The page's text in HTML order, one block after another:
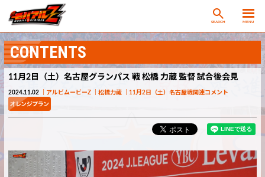
SEARCH MENU
CONTENTS
11月2日（土）名古屋グランパス 戦 松橋 力蔵 監督 試合後会見
2024.11.02 アルビムービーZ 松橋力蔵 11月2日（土）名古屋戦関連コメント